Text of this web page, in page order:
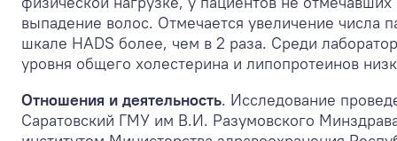
выпадение волос. Отмечается увеличение числа
шкале HADS более, чем в 2 раза. Среди
уровня общего холестерина и липопротеинов
Отношения и деятельность. Исследование
Саратовский ГМУ им В.И. Разумовского